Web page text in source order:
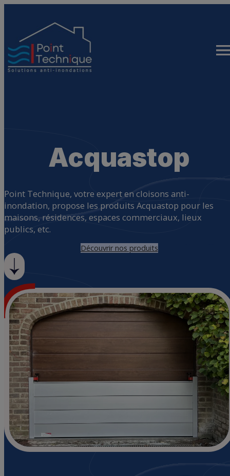
Acquastop
Point Technique, votre expert en cloisons anti-
inondation, propose les produits Acquastop pour les
maisons, résidences, espaces commerciaux, lieux
publics, etc.
Découvrir nos produits